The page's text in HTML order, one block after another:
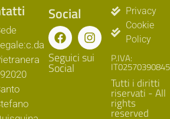
Social
Seguici sui
Social
Privacy
Cookie
Policy
P.IVA:
IT02570390845
Tutti i diritti
riservati - All
rights
reserved